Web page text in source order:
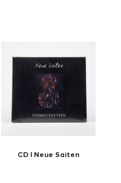
CD | Neue Saiten